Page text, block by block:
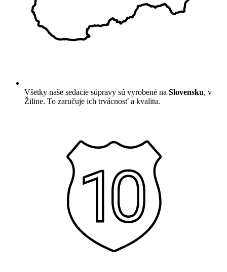
Všetky naše sedacie súpravy sú vyrobené na Slovensku, v
Žiline. To zaručuje ich trvácnosť a kvalitu.